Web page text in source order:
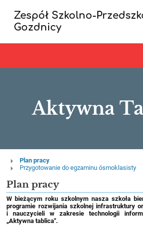
Zespół Szkolno-
Gozdnicy
Aktywna
Aktywna
Tablica
Plan pracy
Przygotowanie do egzaminu ósmoklasisty
Plan pracy
W bieżącym roku szkolnym nasza szkoła
programie rozwijania szkolnej infrastruktury
i nauczycieli w zakresie technologii
„Aktywna tablica".